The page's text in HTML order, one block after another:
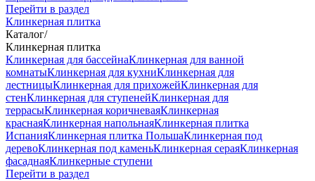
Перейти в раздел
Клинкерная плитка
Каталог/
Клинкерная плитка
Клинкерная для бассейнаКлинкерная для ванной
комнатыКлинкерная для кухниКлинкерная для
лестницыКлинкерная для прихожейКлинкерная для
стенКлинкерная для ступенейКлинкерная для
террасыКлинкерная коричневаяКлинкерная
краснаяКлинкерная напольнаяКлинкерная плитка
ИспанияКлинкерная плитка ПольшаКлинкерная под
деревоКлинкерная под каменьКлинкерная сераяКлинкерная
фасаднаяКлинкерные ступени
Перейти в раздел